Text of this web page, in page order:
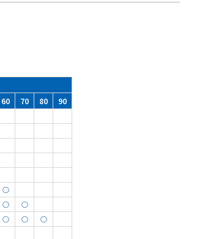
60 70 80 90
○
○
○
○ ○
○